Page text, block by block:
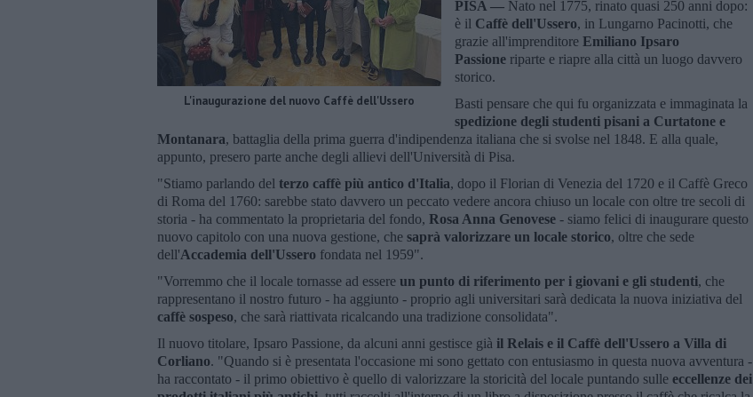
L'inaugurazione del nuovo Caffè dell'Ussero
PISA — Nato nel 1775, rinato quasi 250 anni dopo:
è il Caffè dell'Ussero, in Lungarno Pacinotti, che
grazie all'imprenditore Emiliano Ipsaro
Passione riparte e riapre alla città un luogo davvero
storico.
Basti pensare che qui fu organizzata e immaginata la
spedizione degli studenti pisani a Curtatone e
Montanara, battaglia della prima guerra d'indipendenza italiana che si svolse nel 1848. E alla quale,
appunto, presero parte anche degli allievi dell'Università di Pisa.
"Stiamo parlando del terzo caffè più antico d'Italia, dopo il Florian di Venezia del 1720 e il Caffè Greco
di Roma del 1760: sarebbe stato davvero un peccato vedere ancora chiuso un locale con oltre tre secoli di
storia - ha commentato la proprietaria del fondo, Rosa Anna Genovese - siamo felici di inaugurare questo
nuovo capitolo con una nuova gestione, che saprà valorizzare un locale storico, oltre che sede
dell'Accademia dell'Ussero fondata nel 1959".
"Vorremmo che il locale tornasse ad essere un punto di riferimento per i giovani e gli studenti, che
rappresentano il nostro futuro - ha aggiunto - proprio agli universitari sarà dedicata la nuova iniziativa del
caffè sospeso, che sarà riattivata ricalcando una tradizione consolidata".
Il nuovo titolare, Ipsaro Passione, da alcuni anni gestisce già il Relais e il Caffè dell'Ussero a Villa di
Corliano. "Quando si è presentata l'occasione mi sono gettato con entusiasmo in questa nuova avventura -
ha raccontato - il primo obiettivo è quello di valorizzare la storicità del locale puntando sulle eccellenze dei